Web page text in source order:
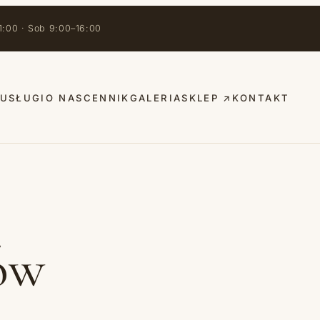
· Sob 9:00–16:00
USŁUGI O NASCENNIKGALERIASKLEP ↗ KONTAKT